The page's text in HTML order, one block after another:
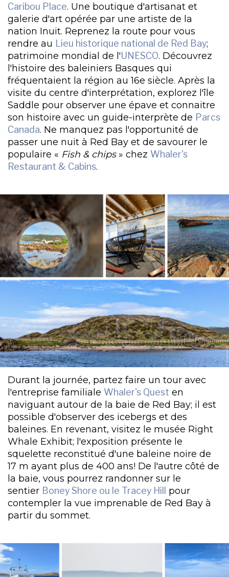
Caribou Place. Une boutique d'artisanat et
galerie d'art opérée par une artiste de la
nation Inuit. Reprenez la route pour vous
rendre au Lieu historique national de Red Bay;
patrimoine mondial de l'UNESCO. Découvrez
l'histoire des baleiniers Basques qui
fréquentaient la région au 16e siècle. Après la
visite du centre d'interprétation, explorez l'île
Saddle pour observer une épave et connaitre
son histoire avec un guide-interprète de Parcs
Canada. Ne manquez pas l'opportunité de
passer une nuit à Red Bay et de savourer le
populaire « Fish & chips» chez Whaler's
Restaurant & Cabins.
Durant la journée, partez faire un tour avec
l'entreprise familiale Whaler's Quest en
naviguant autour de la baie de Red Bay; il est
possible d'observer des icebergs et des
baleines. En revenant, visitez le musée Right
Whale Exhibit; l'exposition présente le
squelette reconstitué d'une baleine noire de
17 m ayant plus de 400 ans! De l'autre côté de
la baie, vous pourrez randonner sur le
sentier Boney Shore ou le Tracey Hill pour
contempler la vue imprenable de Red Bay à
partir du sommet.